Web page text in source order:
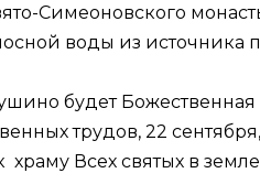
Симеоновского
воды из источника
будет
трудов, 22
Всех святых в